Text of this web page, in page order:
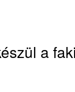
a